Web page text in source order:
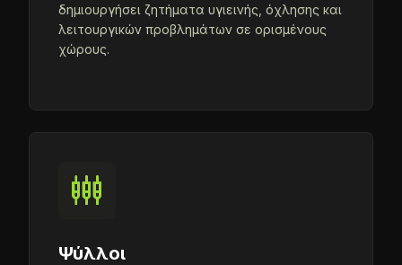
δημιουργήσει ζητήματα υγιεινής, όχλησης και
λειτουργικών προβλημάτων σε ορισμένους
χώρους.
settings_input_component
Ψύλλοι